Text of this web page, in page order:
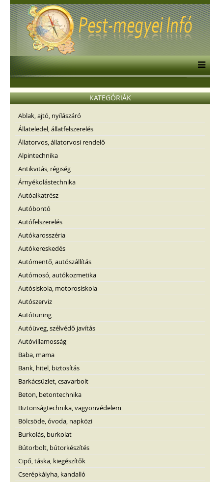
KATEGÓRIÁK
Ablak, ajtó, nyílászáró
Állateledel, állatfelszerelés
Állatorvos, állatorvosi rendelő
Alpintechnika
Antikvitás, régiség
Árnyékolástechnika
Autóalkatrész
Autóbontó
Autófelszerelés
Autókarosszéria
Autókereskedés
Autómentő, autószállítás
Autómosó, autókozmetika
Autósiskola, motorosiskola
Autószerviz
Autótuning
Autóüveg, szélvédő javítás
Autóvillamosság
Baba, mama
Bank, hitel, biztosítás
Barkácsüzlet, csavarbolt
Beton, betontechnika
Biztonságtechnika, vagyonvédelem
Bölcsöde, óvoda, napközi
Burkolás, burkolat
Bútorbolt, bútorkészítés
Cipő, táska, kiegészítők
Cserépkályha, kandalló